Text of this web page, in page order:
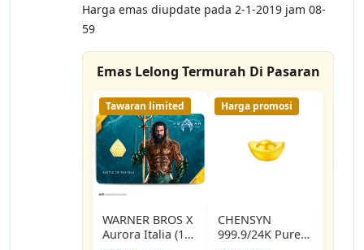
Harga emas diupdate pada 2-1-2019 jam 08-
59
Emas Lelong Termurah Di Pasaran
Tawaran limited
WARNER BROS X
Aurora Italia (1g)
Harga promosi
CHENSYN
999.9/24K Pure